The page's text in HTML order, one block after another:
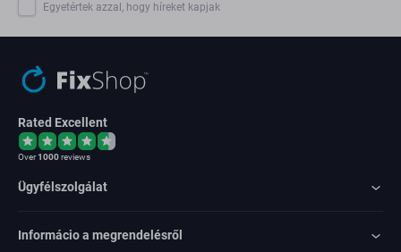
Egyetértek azzal, hogy híreket kapjak
Rated Excellent
Over1000reviews
Ügyfélszolgálat
Informácio a megrendelésről